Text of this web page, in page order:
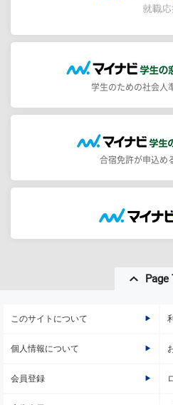
学生のための社会人
合宿免許が申込め
Page
このサイトについて
個人情報について
会員登録